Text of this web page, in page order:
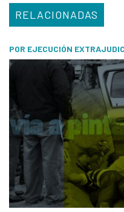
RELACIONADAS
POR EJECUCIÓN